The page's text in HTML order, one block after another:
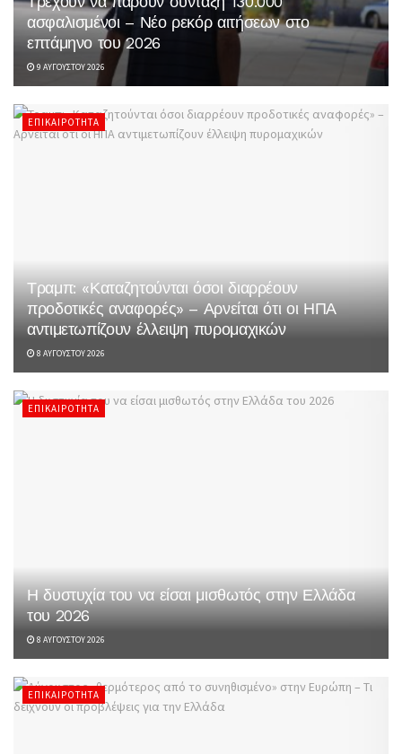
ασφαλισμένοι – Νέο ρεκόρ αιτήσεων στο
επτάμηνο του 2026
9 ΑΥΓΟΎΣΤΟΥ 2026
ΕΠΙΚΑΙΡΌΤΗΤΑ
Τραμπ: «Καταζητούνται όσοι διαρρέουν
προδοτικές αναφορές» – Αρνείται ότι οι ΗΠΑ
αντιμετωπίζουν έλλειψη πυρομαχικών
8 ΑΥΓΟΎΣΤΟΥ 2026
ΕΠΙΚΑΙΡΌΤΗΤΑ
Η δυστυχία του να είσαι μισθωτός στην Ελλάδα
του 2026
8 ΑΥΓΟΎΣΤΟΥ 2026
ΕΠΙΚΑΙΡΌΤΗΤΑ